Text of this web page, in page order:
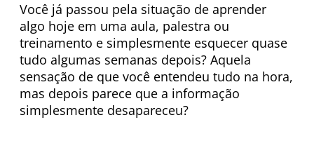
Você já passou pela situação de aprender
algo hoje em uma aula, palestra ou
treinamento e simplesmente esquecer quase
tudo algumas semanas depois? Aquela
sensação de que você entendeu tudo na hora,
mas depois parece que a informação
simplesmente desapareceu?